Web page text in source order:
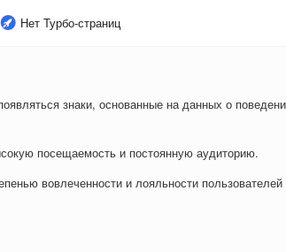
Нет Турбо-страниц
знаки, основанные на данных о
посещаемость и постоянную аудиторию.
вовлеченности и лояльности